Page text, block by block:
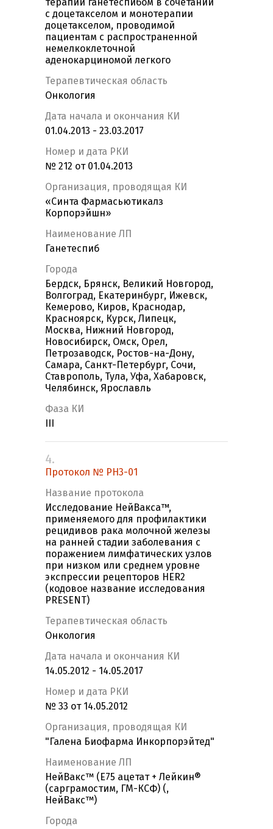
терапии ганетеспибом в сочетании
с доцетакселом и монотерапии
доцетакселом, проводимой
пациентам с распространенной
немелкоклеточной
аденокарциномой легкого
Терапевтическая область
Онкология
Дата начала и окончания КИ
01.04.2013 - 23.03.2017
Номер и дата РКИ
№ 212 от 01.04.2013
Организация, проводящая КИ
«Синта Фармасьютикалз
Корпорэйшн»
Наименование ЛП
Ганетеспиб
Города
Бердск, Брянск, Великий Новгород,
Волгоград, Екатеринбург, Ижевск,
Кемерово, Киров, Краснодар,
Красноярск, Курск, Липецк,
Москва, Нижний Новгород,
Новосибирск, Омск, Орел,
Петрозаводск, Ростов-на-Дону,
Самара, Санкт-Петербург, Сочи,
Ставрополь, Тула, Уфа, Хабаровск,
Челябинск, Ярославль
Фаза КИ
4.
Протокол № PH3-01
Название протокола
Исследование НейВакса™,
применяемого для профилактики
рецидивов рака молочной железы
на ранней стадии заболевания с
поражением лимфатических узлов
при низком или среднем уровне
экспрессии рецепторов HER2
(кодовое название исследования
PRESENT)
Терапевтическая область
Онкология
Дата начала и окончания КИ
14.05.2012 - 14.05.2017
Номер и дата РКИ
№ 33 от 14.05.2012
Организация, проводящая КИ
"Галена Биофарма Инкорпорэйтед"
Наименование ЛП
НейВакс™ (E75 ацетат + Лейкин®
(сарграмостим, ГМ-КСФ) (,
НейВакс™)
Города